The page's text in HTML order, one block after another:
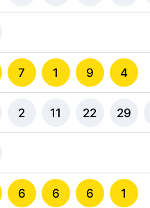
7 1 9 4
2 11 22 29
6 6 6 1